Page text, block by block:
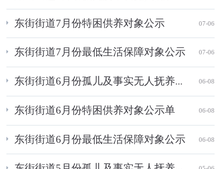
东街街道7月份特困供养对象公示 07-06
东街街道7月份最低生活保障对象公示 07-06
东街街道6月份孤儿及事实无人抚养... 06-08
东街街道6月份特困供养对象公示单 06-08
东街街道6月份最低生活保障对象公示 06-08